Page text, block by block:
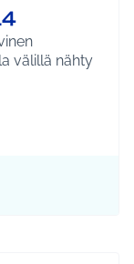
välillä nähty
Liikunta ja